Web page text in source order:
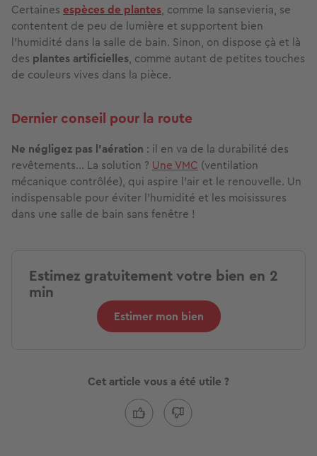
Certaines espèces de plantes, comme la sansevieria, se
contentent de peu de lumière et supportent bien
l’humidité dans la salle de bain. Sinon, on dispose çà et là
des plantes artificielles, comme autant de petites touches
de couleurs vives dans la pièce.
Dernier conseil pour la route
Ne négligez pas l’aération : il en va de la durabilité des
revêtements… La solution ? Une VMC (ventilation
mécanique contrôlée), qui aspire l’air et le renouvelle. Un
indispensable pour éviter l’humidité et les moisissures
dans une salle de bain sans fenêtre !
Estimez gratuitement votre bien en 2
min
Estimer mon bien
Cet article vous a été utile ?